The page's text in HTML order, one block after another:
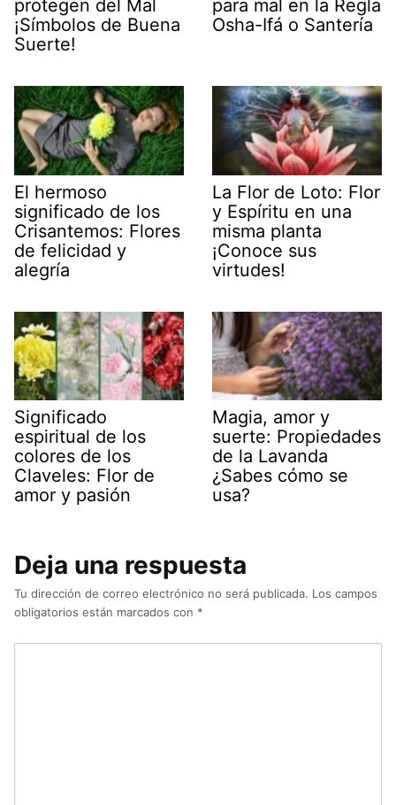
protegen del Mal
¡Símbolos de Buena
Suerte!
para mal en la Regla
Osha-Ifá o Santería
El hermoso
significado de los
Crisantemos: Flores
de felicidad y
alegría
La Flor de Loto: Flor
y Espíritu en una
misma planta
¡Conoce sus
virtudes!
Significado
espiritual de los
colores de los
Claveles: Flor de
amor y pasión
Magia, amor y
suerte: Propiedades
de la Lavanda
¿Sabes cómo se
usa?
Deja una respuesta
Tu dirección de correo electrónico no será publicada. Los campos
obligatorios están marcados con *